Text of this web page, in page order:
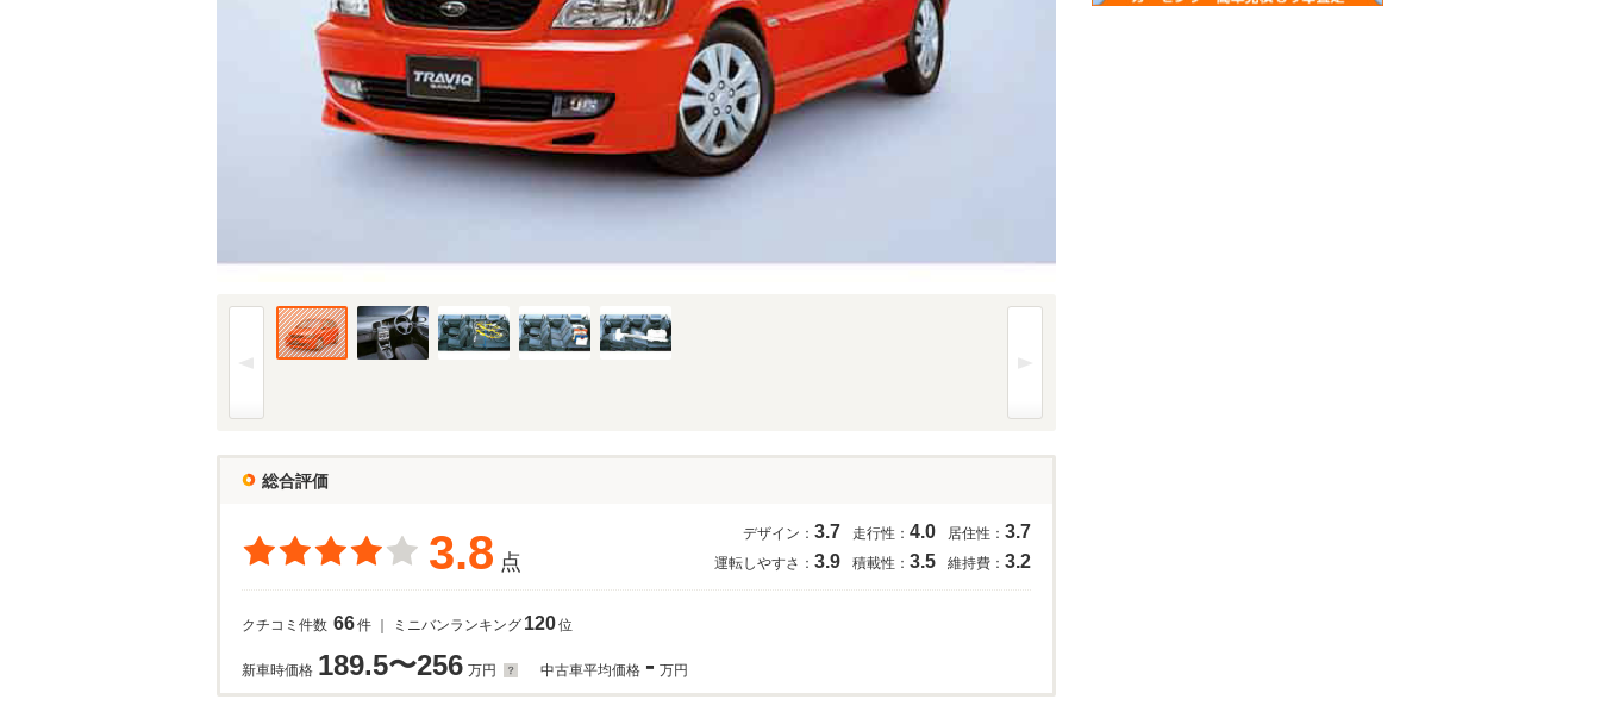
01年(H13)8月、新型時のフロント。仕様はグレードにより異なります (1/5枚)
総合評価
3.8 点
デザイン： 3.7 走行性： 4.0 居住性： 3.7
運転しやすさ： 3.9 積載性： 3.5 維持費： 3.2
クチコミ件数 66件 ｜ ミニバンランキング 120位
新車時価格 189.5〜256 万円 中古車平均価格 - 万円